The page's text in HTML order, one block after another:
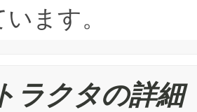
ます。
ラクタの詳細